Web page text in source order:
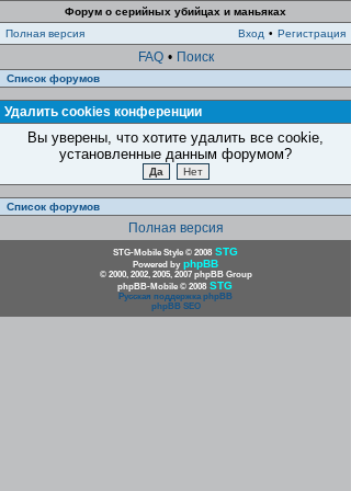
Форум о серийных убийцах и маньяках
Полная версия
Вход • Регистрация
FAQ • Поиск
Список форумов
Удалить cookies конференции
Вы уверены, что хотите удалить все cookie,
установленные данным форумом?
Список форумов
Полная версия
STG-Mobile Style © 2008 STG
Powered by phpBB
© 2000, 2002, 2005, 2007 phpBB Group
phpBB-Mobile © 2008 STG
Русская поддержка phpBB
phpBB SEO